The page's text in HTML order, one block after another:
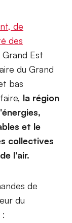
de
des
Grand Est
du Grand
bas
la région
et le
collectives
l'air.
de
du